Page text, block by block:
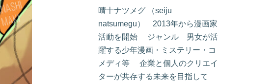
晴十ナツメグ （seiju
natsumegu） 2013年から漫画家
活動を開始 ジャンル 男女が活
躍する少年漫画・ミステリー・コ
メディ等 企業と個人のクリエイ
ターが共存する未来を目指して